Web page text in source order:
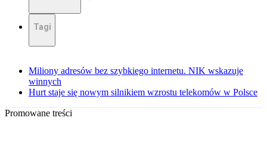
Tagi
Miliony adresów bez szybkiego internetu. NIK wskazuje
winnych
Hurt staje się nowym silnikiem wzrostu telekomów w Polsce
Promowane treści